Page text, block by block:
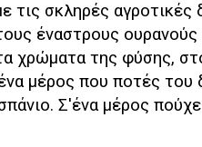
τις σκληρές
έναστρους
χρώματα της φύσης,
μέρος που ποτές του
Σ'ένα μέρος